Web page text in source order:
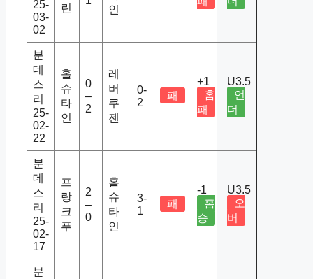
25-
03-
02
린
인
분
데
스
리
25-
02-
22
홀
슈
타
인
0
–
2
레
버
쿠
젠
0-
2
패
+1
홈
패
U3.5
언
더
분
데
스
리
25-
02-
17
프
랑
크
푸
2
–
0
홀
슈
타
인
3-
1
패
-1
홈
승
U3.5
오
버
분